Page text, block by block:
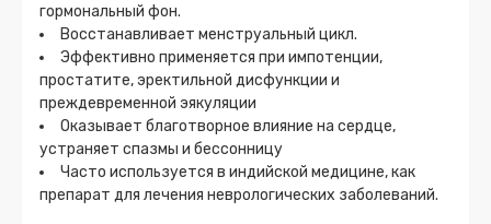
гормональный фон.
Восстанавливает менструальный цикл.
Эффективно применяется при импотенции,
простатите, эректильной дисфункции и
преждевременной эякуляции
Оказывает благотворное влияние на сердце,
устраняет спазмы и бессонницу
Часто используется в индийской медицине, как
препарат для лечения неврологических заболеваний.